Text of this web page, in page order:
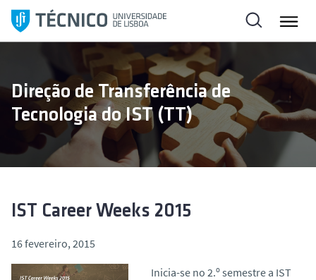
l
a
Direção de Transferência de
Tecnologia do IST (TT)
IST Career Weeks 2015
16 fevereiro, 2015
Inicia-se no 2.º semestre a IST